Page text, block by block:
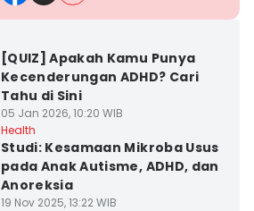
[QUIZ] Apakah Kamu Punya
Kecenderungan ADHD? Cari
Tahu di Sini
05 Jan 2026, 10:20 WIB
Health
Studi: Kesamaan Mikroba Usus
pada Anak Autisme, ADHD, dan
Anoreksia
19 Nov 2025, 13:22 WIB